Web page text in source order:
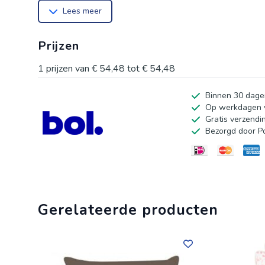
accent op je bed. De hoes is niet alleen zacht, maar
onderhoud is een fluitje van een cent dankzij de
van je voetbalavonden of ontspannen momenten.
Lees meer
Prijzen
1 prijzen van € 54,48 tot€ 54,48
Binnen 30
Op werkdagen
Gratis
Bezorgd door
Gerelateerde producten